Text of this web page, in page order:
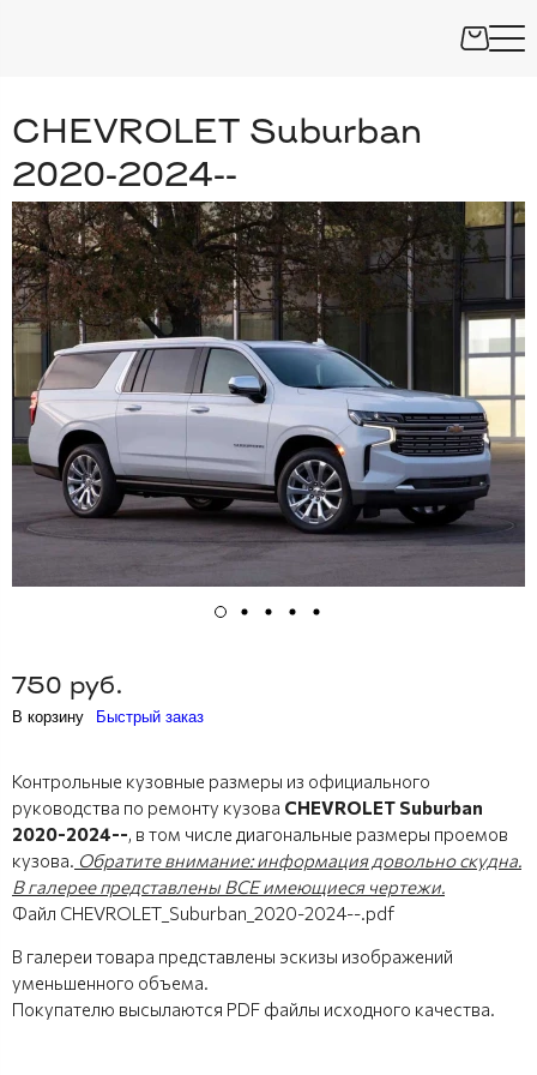
CHEVROLET Suburban
2020-2024--
750 руб.
В корзину Быстрый заказ
Контрольные кузовные размеры из официального
руководства по ремонту кузова CHEVROLET Suburban
2020-2024--, в том числе диагональные размеры проемов
кузова. Обратите внимание: информация довольно скудна.
В галерее представлены ВСЕ имеющиеся чертежи.
Файл CHEVROLET_Suburban_2020-2024--.pdf
В галереи товара представлены эскизы изображений
уменьшенного объема.
Покупателю высылаются PDF файлы исходного качества.